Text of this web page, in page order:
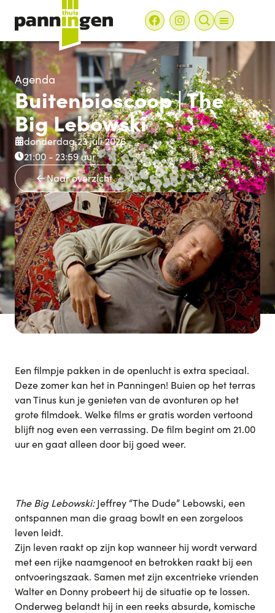
Agenda
Buitenbioscoop | The
Big Lebowski
donderdag 23 juli 2026
21:00 - 23:59uur
Naar overzicht
Een filmpje pakken in de openlucht is extra speciaal.
Deze zomer kan het in Panningen! Buien op het terras
van Tinus kun je genieten van de avonturen op het
grote filmdoek. Welke films er gratis worden vertoond
blijft nog even een verrassing. De film begint om 21.00
uur en gaat alleen door bij goed weer.
The Big Lebowski:Jeffrey “The Dude” Lebowski, een
ontspannen man die graag bowlt en een zorgeloos
leven leidt.
Zijn leven raakt op zijn kop wanneer hij wordt verward
met een rijke naamgenoot en betrokken raakt bij een
ontvoeringszaak. Samen met zijn excentrieke vrienden
Walter en Donny probeert hij de situatie op te lossen.
Onderweg belandt hij in een reeks absurde, komische